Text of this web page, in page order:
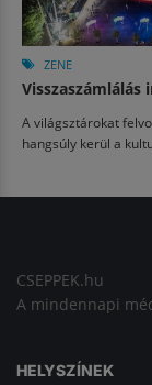
ZENE
Visszaszámlálás
A világsztárokat
hangsúly kerül a
CSEPPEK.hu
A mindennapi
HELYSZÍNEK